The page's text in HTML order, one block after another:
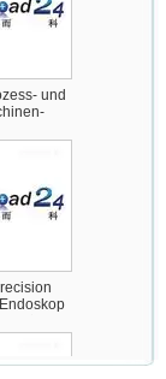
GmbH
内窥镜